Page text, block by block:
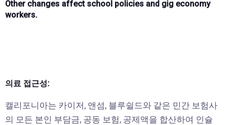
Other changes affect school policies and gig economy
workers.
의료 접근성:
캘리포니아는 카이저, 앤섬, 블루쉴드와 같은 민간 보험사
의 모든 본인 부담금, 공동 보험, 공제액을 합산하여 인슐